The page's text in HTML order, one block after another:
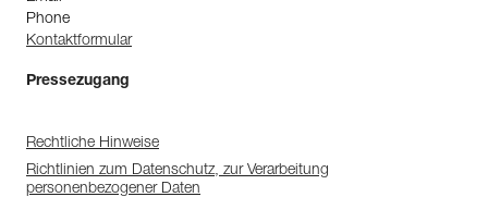
Phone
Kontaktformular
Pressezugang
Rechtliche Hinweise
Richtlinien zum Datenschutz, zur Verarbeitung
personenbezogener Daten